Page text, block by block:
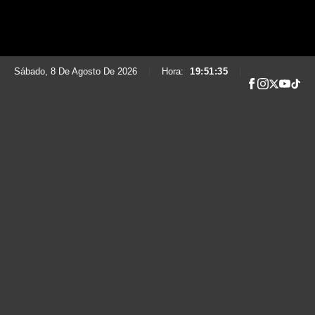
Sábado, 8 De Agosto De 2026 Hora: 19:51:36